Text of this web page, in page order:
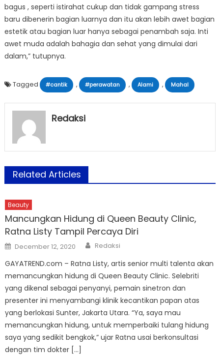
bagus , seperti istirahat cukup dan tidak gampang stress
baru dibenerin bagian luarnya dan itu akan lebih awet bagian
estetik atau bagian luar hanya sebagai penambah saja. Inti
awet muda adalah bahagia dan sehat yang dimulai dari
dalam,” tutupnya.
Tagged #cantik , #perawatan , Alami , Mahal
Redaksi
Related Articles
Beauty
Mancungkan Hidung di Queen Beauty Clinic,
Ratna Listy Tampil Percaya Diri
Posted
on
December 12, 2020 Author
Redaksi
GAYATREND.com – Ratna Listy, artis senior multi talenta akan
memancungkan hidung di Queen Beauty Clinic. Selebriti
yang dikenal sebagai penyanyi, pemain sinetron dan
presenter ini menyambangi klinik kecantikan papan atas
yang berlokasi Sunter, Jakarta Utara. “Ya, saya mau
memancungkan hidung, untuk memperbaiki tulang hidung
saya yang sedikit bengkok,” ujar Ratna usai berkonsultasi
dengan tim dokter […]